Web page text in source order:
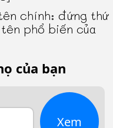
chính: đứng thứ
phổ biến của
của bạn
Xem